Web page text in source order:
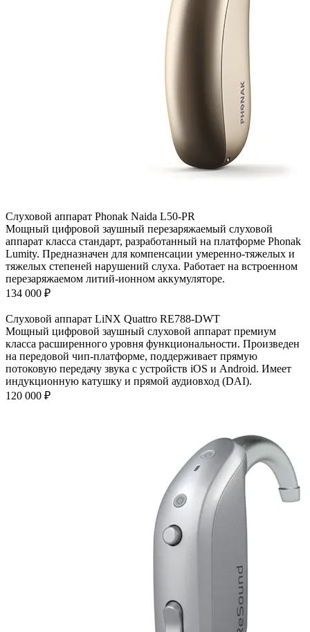
Слуховой аппарат Phonak Naida L50-PR
Мощный цифровой заушный перезаряжаемый слуховой
аппарат класса стандарт, разработанный на платформе Phonak
Lumity. Предназначен для компенсации умеренно-тяжелых и
тяжелых степеней нарушений слуха. Работает на встроенном
перезаряжаемом литий-ионном аккумуляторе.
134 000 ₽
Слуховой аппарат LiNX Quattro RE788-DWT
Мощный цифровой заушный слуховой аппарат премиум
класса расширенного уровня функциональности. Произведен
на передовой чип-платформе, поддерживает прямую
потоковую передачу звука с устройств iOS и Android. Имеет
индукционную катушку и прямой аудиовход (DAI).
120 000 ₽